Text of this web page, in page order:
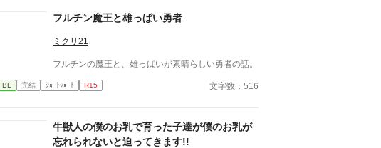
フルチン魔王と雄っぱい勇者
ミクリ21
フルチンの魔王と、雄っぱいが素晴らしい勇者の話。
BL 完結 ｼｮｰﾄｼｮｰﾄ R15 文字数：516
牛獣人の僕のお乳で育った子達が僕のお乳が
忘れられないと迫ってきます!!